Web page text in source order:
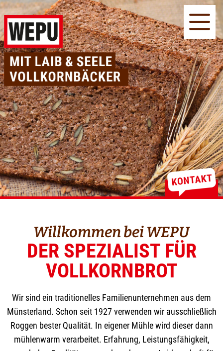
Willkommen bei WEPU
DER SPEZIALIST FÜR
VOLLKORNBROT
Wir sind ein traditionelles Familienunternehmen aus dem
Münsterland. Schon seit 1927 verwenden wir ausschließlich
Roggen bester Qualität. In eigener Mühle wird dieser dann
mühlenwarm verarbeitet. Erfahrung, Leistungsfähigkeit,